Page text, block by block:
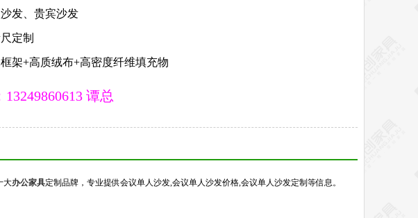
发、贵宾沙发
定制
架+高质绒布+高密度纤维填充物
谭总
大办公家具定制品牌，专业提供会议单人沙发,会议单人沙发价格,会议单人沙发定制等信息。